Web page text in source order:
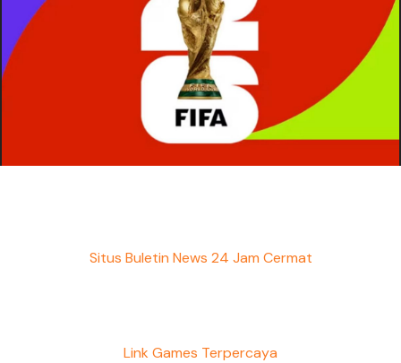
Situs Buletin News 24 Jam Cermat
Link Games Terpercaya